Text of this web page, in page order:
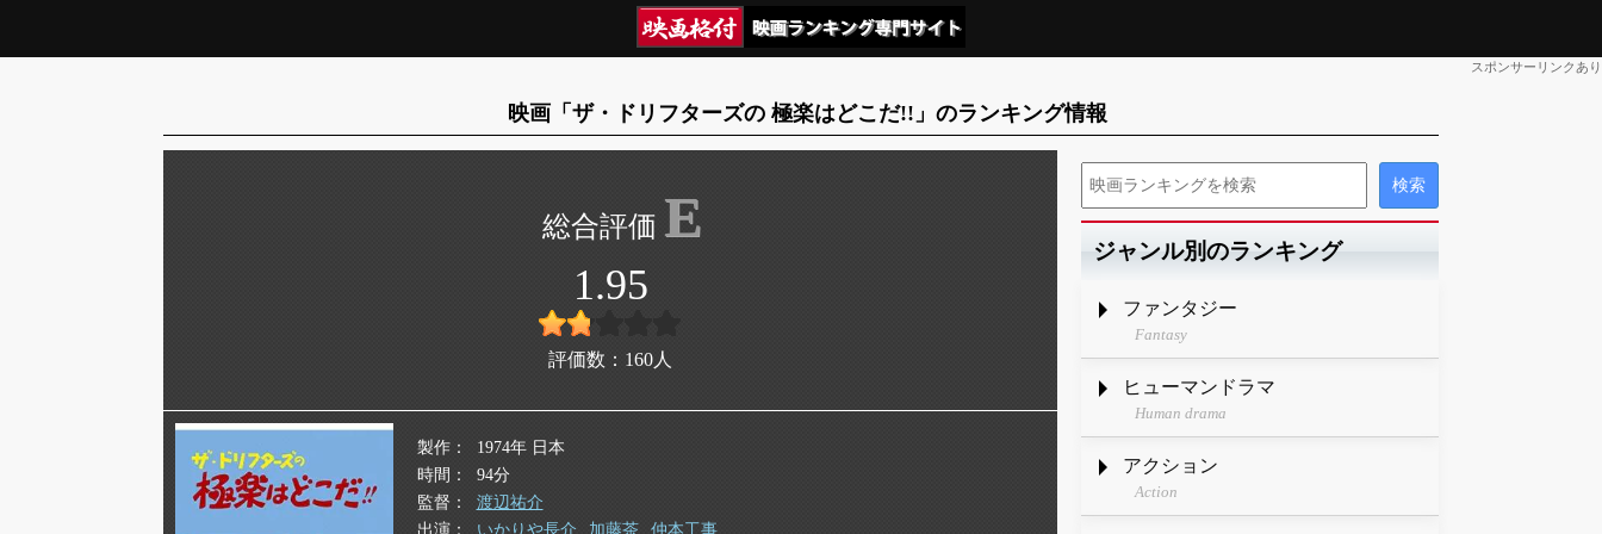
スポンサーリンクあり
映画「ザ・ドリフターズの 極楽はどこだ!!」のランキング情報
E
1.95
評価数： 160 人
製作
1974年 日本
時間
94分
監督
渡辺祐介
出演
いかりや長介 加藤茶 仲本工事
ジャンル別のランキング
ファンタジー
Fantasy
ヒューマンドラマ
Human drama
アクション
Action